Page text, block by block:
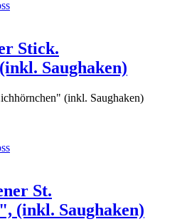
Stick.
Saughaken)
(inkl. Saughaken)
St.
(inkl. Saughaken)